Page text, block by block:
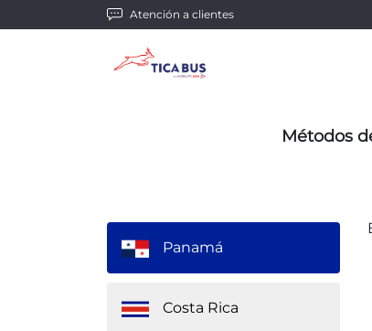
Atención a clientes
Métodos
Panamá
Costa Rica